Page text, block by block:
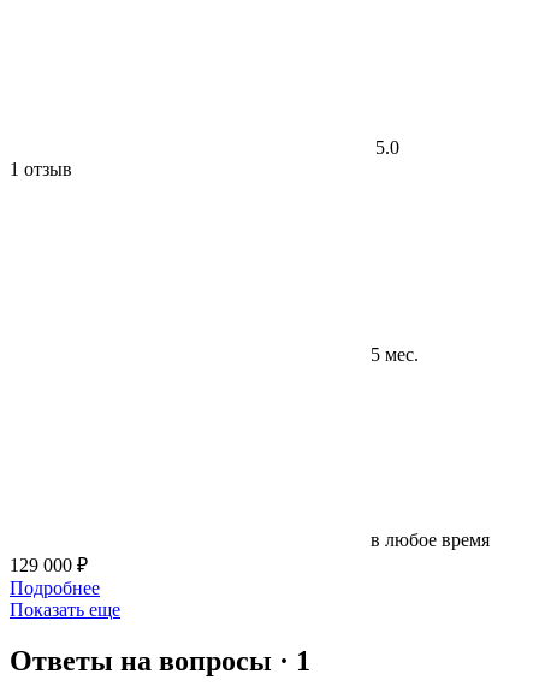
5.0
1 отзыв
5 мес.
в любое время
129 000 ₽
Подробнее
Показать еще
Ответы на вопросы · 1